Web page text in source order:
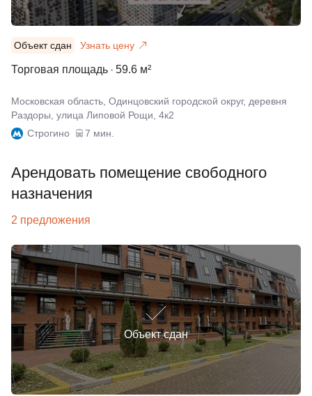
Объект сдан Узнать цену
Торговая площадь 59.6 м²
Московская область, Одинцовский городской округ, деревня
Раздоры, улица Липовой Рощи, 4к2
Строгино
7 мин.
Арендовать помещение свободного
назначения
2 предложения
Объект сдан